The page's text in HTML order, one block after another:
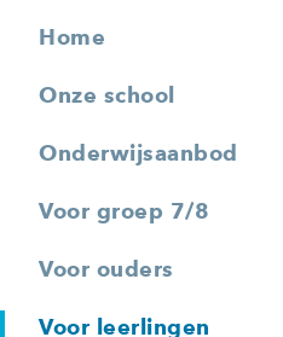
Home
Onze school
Onderwijsaanbod
Voor groep 7/8
Voor ouders
Voor leerlingen